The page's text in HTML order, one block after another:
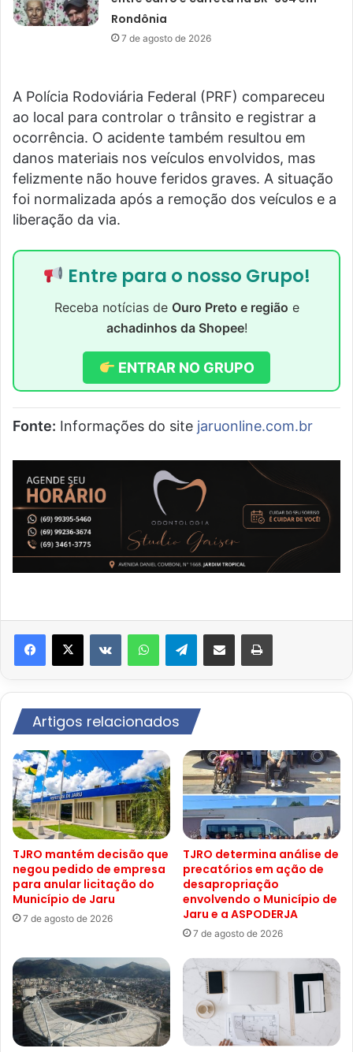
Rondônia
7 de agosto de 2026
A Polícia Rodoviária Federal (PRF) compareceu
ao local para controlar o trânsito e registrar a
ocorrência. O acidente também resultou em
danos materiais nos veículos envolvidos, mas
felizmente não houve feridos graves. A situação
foi normalizada após a remoção dos veículos e a
liberação da via.
Entre para o nosso Grupo!
Receba notícias de Ouro Preto e região e
achadinhos da Shopee!
ENTRAR NO GRUPO
Fonte: Informações do site jaruonline.com.br
VK WhatsAppTelegramCompartilhar via e-mail Imprimir
Artigos relacionados
TJRO mantém decisão que
negou pedido de empresa
para anular licitação do
Município de Jaru
7 de agosto de 2026
TJRO determina análise de
precatórios em ação de
desapropriação
envolvendo o Município de
Jaru e a ASPODERJA
7 de agosto de 2026